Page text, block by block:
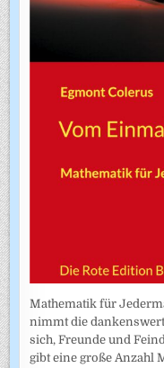
Mathematik für
nimmt die
sich, Freunde und
gibt eine große Anzahl